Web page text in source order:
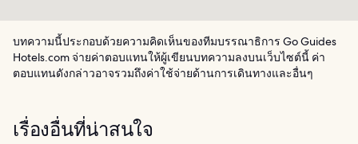
บทความนี้ประกอบด้วยความคิดเห็นของทีมบรรณาธิการ Go Guides
Hotels.com จ่ายค่าตอบแทนให้ผู้เขียนบทความลงบนเว็บไซต์นี้ ค่า
ตอบแทนดังกล่าวอาจรวมถึงค่าใช้จ่ายด้านการเดินทางและอื่นๆ
เรื่องอื่นที่น่าสนใจ